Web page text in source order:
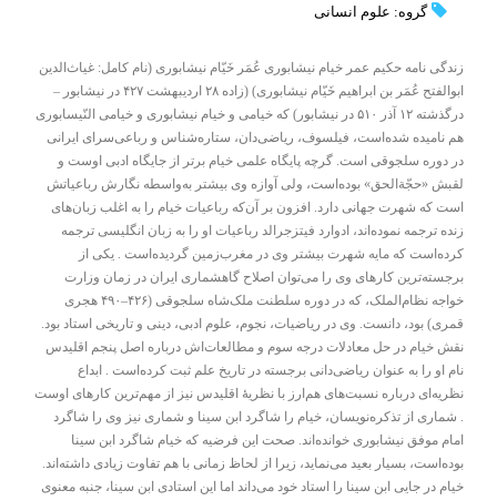
گروه: علوم انسانی
زندگی نامه حکیم عمر خیام نیشابوری عُمَر خَیّام نیشابوری (نام کامل: غیاث‌الدین
ابوالفتح عُمَر بن ابراهیم خَیّام نیشابوری) (زاده ۲۸ اردیبهشت ۴۲۷ در نیشابور –
درگذشته ۱۲ آذر ۵۱۰ در نیشابور) که خیامی و خیام نیشابوری و خیامی النّیسابوری
هم نامیده شده‌است، فیلسوف، ریاضی‌دان، ستاره‌شناس و رباعی‌سرای ایرانی
در دوره سلجوقی است. گرچه پایگاه علمی خیام برتر از جایگاه ادبی اوست و
لقبش «حجّةالحق» بوده‌است، ولی آوازه وی بیشتر به‌واسطه نگارش رباعیاتش
است که شهرت جهانی دارد. افزون بر آن‌که رباعیات خیام را به اغلب زبان‌های
زنده ترجمه نموده‌اند، ادوارد فیتزجرالد رباعیات او را به زبان انگلیسی ترجمه
کرده‌است که مایه شهرت بیشتر وی در مغرب‌زمین گردیده‌است . یکی از
برجسته‌ترین کارهای وی را می‌توان اصلاح گاهشماری ایران در زمان وزارت
خواجه نظام‌الملک، که در دوره سلطنت ملک‌شاه سلجوقی (۴۲۶–۴۹۰ هجری
قمری) بود، دانست. وی در ریاضیات، نجوم، علوم ادبی، دینی و تاریخی استاد بود.
نقش خیام در حل معادلات درجه سوم و مطالعات‌اش درباره اصل پنجم اقلیدس
نام او را به عنوان ریاضی‌دانی برجسته در تاریخ علم ثبت کرده‌است . ابداع
نظریه‌ای درباره نسبت‌های هم‌ارز با نظریهٔ اقلیدس نیز از مهم‌ترین کارهای اوست
. شماری از تذکره‌نویسان، خیام را شاگرد ابن سینا و شماری نیز وی را شاگرد
امام موفق نیشابوری خوانده‌اند. صحت این فرضیه که خیام شاگرد ابن سینا
بوده‌است، بسیار بعید می‌نماید، زیرا از لحاظ زمانی با هم تفاوت زیادی داشته‌اند.
خیام در جایی ابن سینا را استاد خود می‌داند اما این استادی ابن سینا، جنبه معنوی